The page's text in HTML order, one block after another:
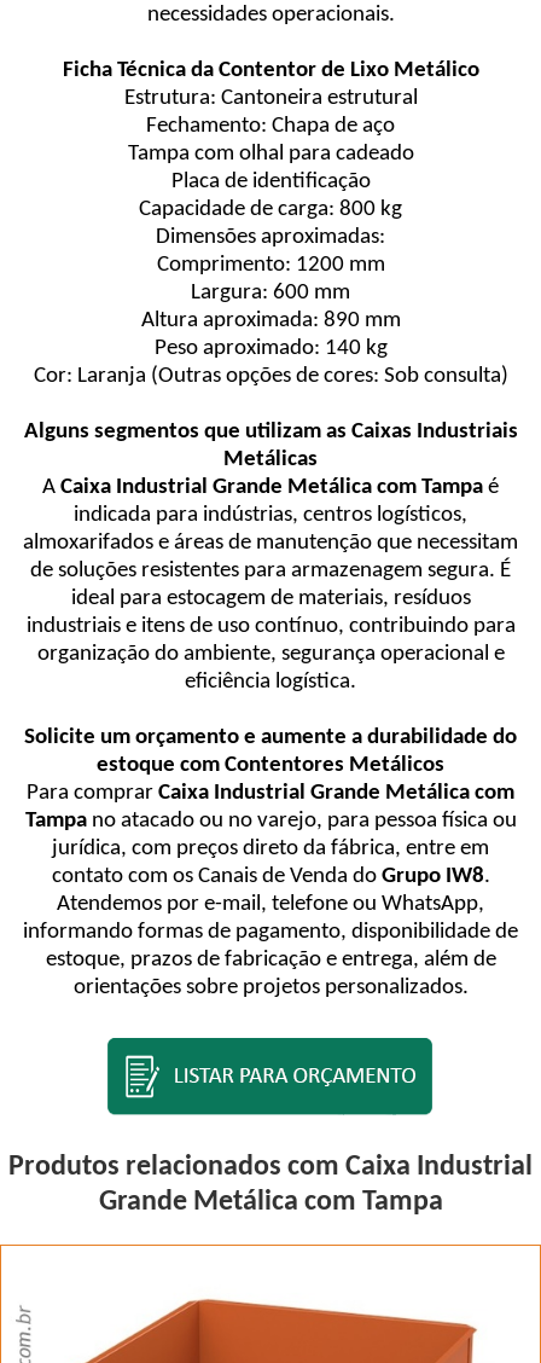
necessidades operacionais.
Ficha Técnica da Contentor de Lixo Metálico
Estrutura: Cantoneira estrutural
Fechamento: Chapa de aço
Tampa com olhal para cadeado
Placa de identificação
Capacidade de carga: 800 kg
Dimensões aproximadas:
Comprimento: 1200 mm
Largura: 600 mm
Altura aproximada: 890 mm
Peso aproximado: 140 kg
Cor: Laranja (Outras opções de cores: Sob consulta)
Alguns segmentos que utilizam as Caixas Industriais
Metálicas
A Caixa Industrial Grande Metálica com Tampa é
indicada para indústrias, centros logísticos,
almoxarifados e áreas de manutenção que necessitam
de soluções resistentes para armazenagem segura. É
ideal para estocagem de materiais, resíduos
industriais e itens de uso contínuo, contribuindo para
organização do ambiente, segurança operacional e
eficiência logística.
Solicite um orçamento e aumente a durabilidade do
estoque com Contentores Metálicos
Para comprar Caixa Industrial Grande Metálica com
Tampano atacado ou no varejo, para pessoa física ou
jurídica, com preços direto da fábrica, entre em
contato com os Canais de Venda do Grupo IW8.
Atendemos por e-mail, telefone ou WhatsApp,
informando formas de pagamento, disponibilidade de
estoque, prazos de fabricação e entrega, além de
orientações sobre projetos personalizados.
Produtos relacionados com Caixa Industrial
Grande Metálica com Tampa